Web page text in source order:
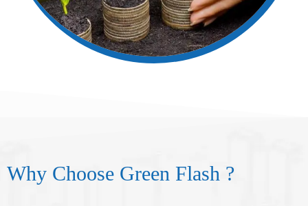
Why Choose Green Flash ?